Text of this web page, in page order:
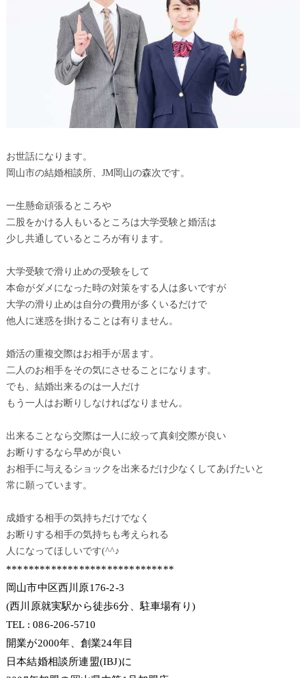
お世話になります。
岡山市の結婚相談所、JM岡山の森次です。
一生懸命頑張るところや
二股をかける人もいるところは大学受験と婚活は
少し共通しているところが有ります。
大学受験で滑り止めの受験をして
本命がダメになった時の対策をする人は多いですが
大学の滑り止めは自分の費用が多くいるだけで
他人に迷惑を掛けることは有りません。
婚活の重複交際はお相手が居ます。
二人のお相手をその気にさせることになります。
でも、結婚出来るのは一人だけ
もう一人はお断りしなければなりません。
出来ることなら交際は一人に絞って真剣交際が良い
お断りするなら早めが良い
お相手に与えるショックを出来るだけ少なくしてあげたいと
常に願っています。
成婚する相手の気持ちだけでなく
お断りする相手の気持ちも考えられる
人になってほしいです(^^♪
******************************
岡山市中区西川原176-2-3
(西川原就実駅から徒歩6分、駐車場有り)
TEL : 086-206-5710
開業が2000年、創業24年目
日本結婚相談所連盟(IBJ)に